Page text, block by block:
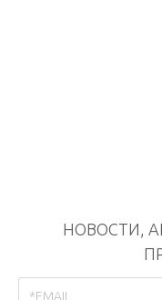
НОВОСТИ,